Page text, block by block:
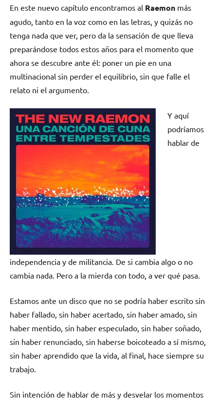
En este nuevo capítulo encontramos al Raemon más
agudo, tanto en la voz como en las letras, y quizás no
tenga nada que ver, pero da la sensación de que lleva
preparándose todos estos años para el momento que
ahora se descubre ante él: poner un pie en una
multinacional sin perder el equilibrio, sin que falle el
relato ni el argumento.
Y aquí
podríamos
hablar de
independencia y de militancia. De si cambia algo o no
cambia nada. Pero a la mierda con todo, a ver qué pasa.
Estamos ante un disco que no se podría haber escrito sin
haber fallado, sin haber acertado, sin haber amado, sin
haber mentido, sin haber especulado, sin haber soñado,
sin haber renunciado, sin haberse boicoteado a sí mismo,
sin haber aprendido que la vida, al final, hace siempre su
trabajo.
Sin intención de hablar de más y desvelar los momentos